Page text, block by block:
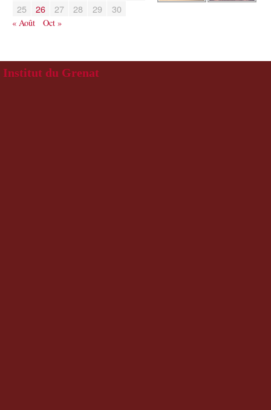
25
26 27 28 29 30
« Août Oct »
Institut du Grenat